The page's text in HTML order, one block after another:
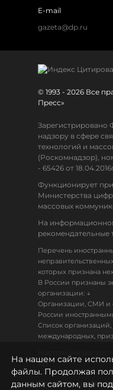
E-mail
gazeta@dp.ru
© 1993 - 2026 Все
Пресс»
Зарегистрировано
надзору в сфере
технологий и
(Роскомнадзор),
- 65426 от
Функционирует
Министерства
массовых
На
рекомендательные
Перечень
которых признана
В России признаны
организации: ↓
Организации, СМИ и
России
Список
международных,
18+
Политика
На нашем сайте
файлы. Продолжая
данным сайтом, вы